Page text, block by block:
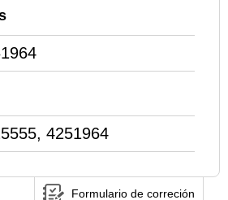
4251964
Formulario de correción